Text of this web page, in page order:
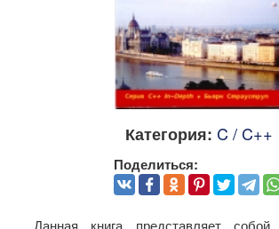
Категория: C / C++
Поделиться:
Данная книга представляет собой